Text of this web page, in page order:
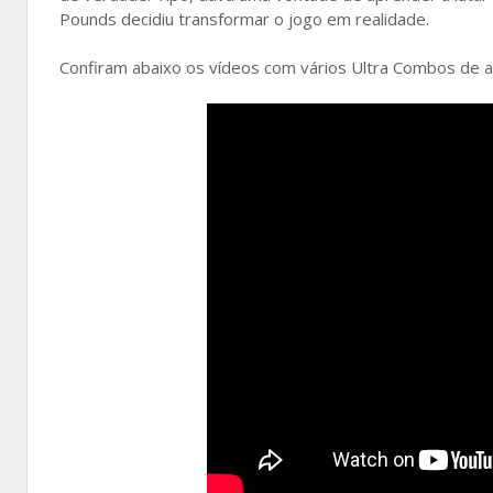
Pounds decidiu transformar o jogo em realidade.
Confiram abaixo os vídeos com vários Ultra Combos de